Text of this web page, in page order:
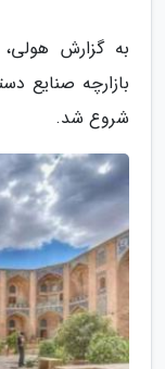
به گزارش
بازارچه صنایع
شروع شد.